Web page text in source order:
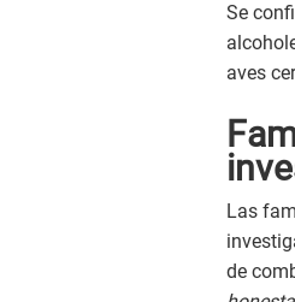
Se
aves
Las
de